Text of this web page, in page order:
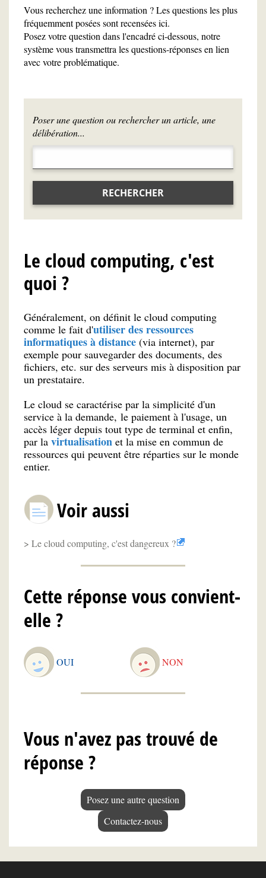
Vous recherchez une information ? Les questions les plus
fréquemment posées sont recensées ici.
Posez votre question dans l'encadré ci-dessous, notre
système vous transmettra les questions-réponses en lien
avec votre problématique.
Poser une question ou rechercher un article, une
délibération...
RECHERCHER
Le cloud computing, c'est
quoi ?
Généralement, on définit le cloud computing
comme le fait d'utiliser des ressources
informatiques à distance (via internet), par
exemple pour sauvegarder des documents, des
fichiers, etc. sur des serveurs mis à disposition par
un prestataire.
Le cloud se caractérise par la simplicité d'un
service à la demande, le paiement à l'usage, un
accès léger depuis tout type de terminal et enfin,
par la virtualisation et la mise en commun de
ressources qui peuvent être réparties sur le monde
entier.
Voir aussi
Le cloud computing, c'est dangereux ?
Cette réponse vous convient-
elle ?
OUI NON
Vous n'avez pas trouvé de
réponse ?
Posez une autre question
Contactez-nous